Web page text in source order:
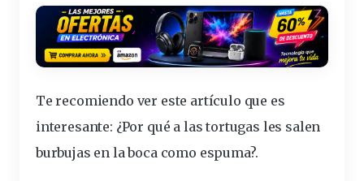
Te recomiendo ver este artículo que es
interesante: ¿Por qué a las tortugas les salen
burbujas en la boca como espuma?.